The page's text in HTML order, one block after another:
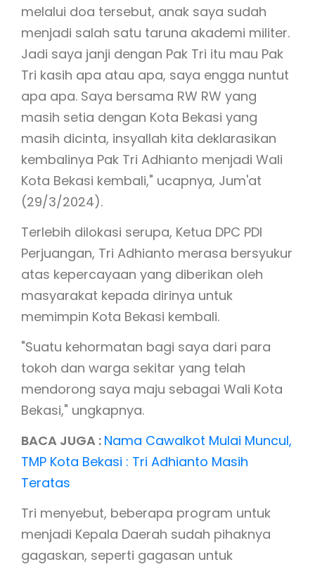
melalui doa tersebut, anak saya sudah
menjadi salah satu taruna akademi militer.
Jadi saya janji dengan Pak Tri itu mau Pak
Tri kasih apa atau apa, saya engga nuntut
apa apa. Saya bersama RW RW yang
masih setia dengan Kota Bekasi yang
masih dicinta, insyallah kita deklarasikan
kembalinya Pak Tri Adhianto menjadi Wali
Kota Bekasi kembali," ucapnya, Jum'at
(29/3/2024).
Terlebih dilokasi serupa, Ketua DPC PDI
Perjuangan, Tri Adhianto merasa bersyukur
atas kepercayaan yang diberikan oleh
masyarakat kepada dirinya untuk
memimpin Kota Bekasi kembali.
"Suatu kehormatan bagi saya dari para
tokoh dan warga sekitar yang telah
mendorong saya maju sebagai Wali Kota
Bekasi," ungkapnya.
BACA JUGA : Nama Cawalkot Mulai Muncul,
TMP Kota Bekasi : Tri Adhianto Masih
Teratas
Tri menyebut, beberapa program untuk
menjadi Kepala Daerah sudah pihaknya
gagaskan, seperti gagasan untuk